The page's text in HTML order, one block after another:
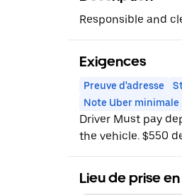
Responsible and
Exigences
Preuve d'adresse
Note Uber minimale
Driver Must pay
the vehicle. $550
Lieu de prise